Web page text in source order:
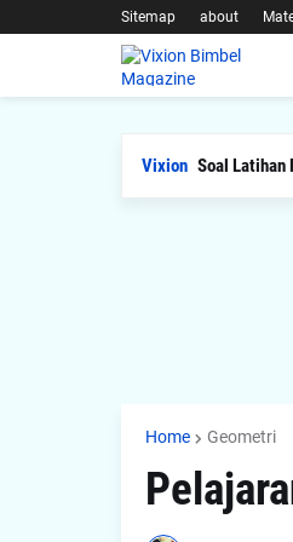
Sitemap about
Vixion Soal Latihan
Home Geometri